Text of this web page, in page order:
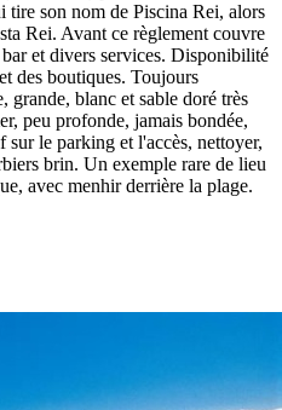
tire son nom de Piscina Rei, alors
Rei. Avant ce règlement couvre
et divers services. Disponibilité
des boutiques. Toujours
grande, blanc et sable doré très
peu profonde, jamais bondée,
sur le parking et l'accès, nettoyer,
brin. Un exemple rare de lieu
avec menhir derrière la plage.